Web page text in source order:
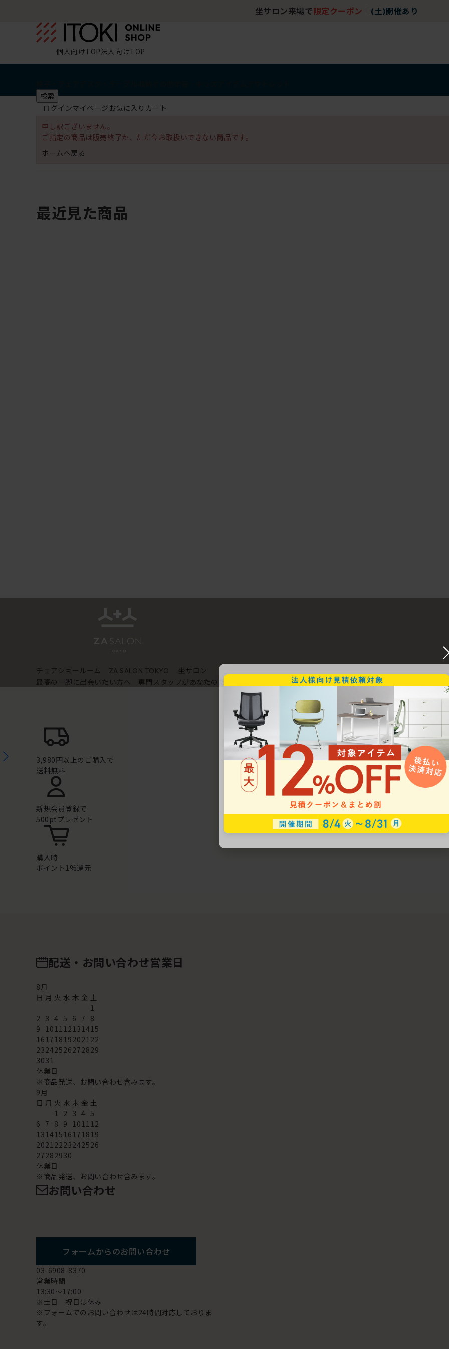
坐サロン来場で 限定クーポン (土)開催あり
個人向けTOP法人向けTOP
検索
ログインマイページ お気に入り カート
申し訳ございません。
ご指定の商品は販売終了か、ただ今お取扱いできない商品です。
ホームへ戻る
最近見た商品
チェアショールーム ZA SALON TOKYO
坐サロン
最高の一脚に出会いたい方へ 専門スタッフがあなたのための椅子選びをサポートいたします。
3,980円以上のご購入で
送料無料
新規会員登録で
500ptプレゼント
購入時
ポイント1%還元
配送・お問い合わせ営業日
8月
日 月 火 水 木 金 土
1
2 3 4 5 6 7 8
9 101112131415
16171819202122
23242526272829
3031
休業日
※商品発送、お問い合わせ含みます。
9月
日 月 火 水 木 金 土
1 2 3 4 5
6 7 8 9 101112
13141516171819
20212223242526
27282930
休業日
※商品発送、お問い合わせ含みます。
お問い合わせ
フォームからのお問い合わせ
03-6908-8370
営業時間
13:30～17:00
※土日 祝日は休み
※フォームでのお問い合わせは24時間対応しておりま
す。